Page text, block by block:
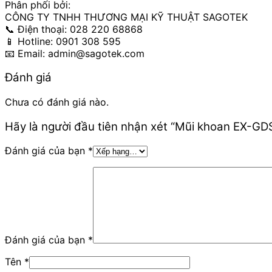
Phân phối bởi:
CÔNG TY TNHH THƯƠNG MẠI KỸ THUẬT SAGOTEK
📞 Điện thoại: 028 220 68868
📱 Hotline: 0901 308 595
📧 Email: admin@sagotek.com
Đánh giá
Chưa có đánh giá nào.
Hãy là người đầu tiên nhận xét “Mũi khoan EX-
Đánh giá của bạn *
Đánh giá của bạn *
Tên *